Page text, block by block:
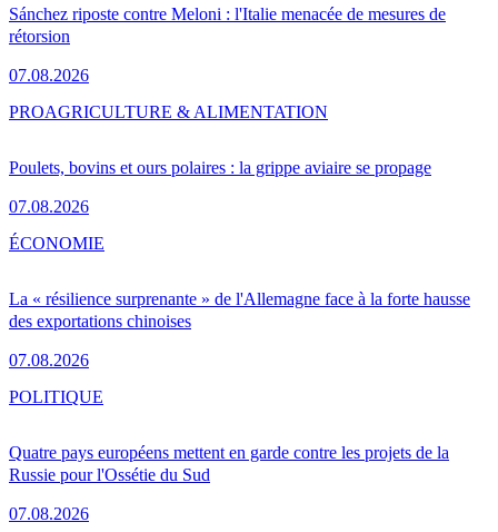
Sánchez riposte contre Meloni : l'Italie menacée de mesures de
rétorsion
07.08.2026
Poulets, bovins et ours polaires : la grippe aviaire se propage
07.08.2026
PROAGRICULTURE & ALIMENTATION
La « résilience surprenante » de l'Allemagne face à la forte hausse
des exportations chinoises
07.08.2026
ÉCONOMIE
Quatre pays européens mettent en garde contre les projets de la
Russie pour l'Ossétie du Sud
07.08.2026
POLITIQUE